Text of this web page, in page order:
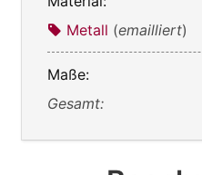
Metall (emailliert)
Maße:
Gesamt: